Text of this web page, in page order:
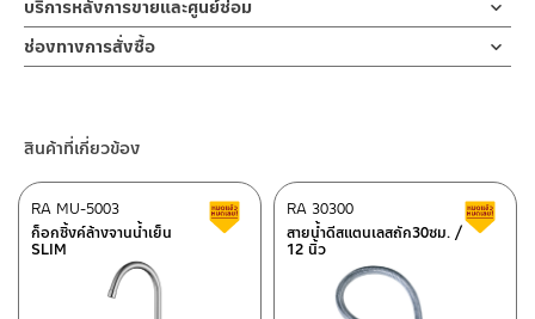
ออก ผลิตจากวัสดุ PE ปะเก็นยางขนาดเส้นผ่าศูนย์กลาง วงใน 10 ซม
วงนอก 18 ซม. มาพร้อมน๊อตยึดและพุกพลาสติก 4 จุด
สนิท ทำให้กลิ่นไม่พึงประสงค์ย้อนกลับมารบกวนอีกต่อไป
บริการหลังการขายและศูนย์ซ่อม
ช่องทางออนไลน์
– Email: contact@charnpaiboon.com
ช่องทางการสั่งซื้อ
– Shopee
–Lazada
–ซื้อสินค้าชิ้นนี้บน Shopee>> คลิกที่นี่<<
–ซื้อสินค้าชิ้นนี้บน Lazada คลิกที่นี่<<
ติดต่อพนักงานขาย / Contact Sales Staff
สินค้าที่เกี่ยวข้อง
ก็อกซิ้งค์ล้างจานน้ำเย็น
SLIM
RA MU-5003 สินค้าลดราคา เคลียร์สต็อก
สายน้ำดีสแตนเลสถัก30ซม. /
12 นิ้ว
RA 30300